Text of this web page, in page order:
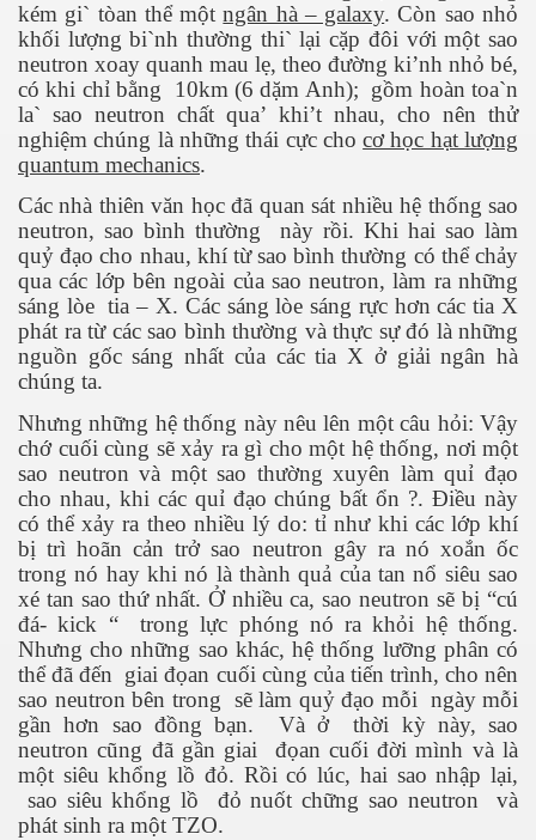
kém gi` tòan thể mộtngân hà – galaxy. Còn sao nhỏ
khối lượng bi`nh thường thi` lại cặp đôi với một sao
neutron xoay quanh mau lẹ, theo đường ki’nh nhỏ bé,
có khi chỉ bằng
10km (6 dặm Anh); gồm hoàn toa`n
la` sao neutron chất qua’ khi’t nhau, cho nên thử
nghiệm chúng là những thái cực chocơ học hạt lượng
quantum mechanics.
Các nhà thiên văn học đã quan sát nhiều hệ thống sao
neutron, sao bình thường
này rồi. Khi hai sao làm
quỷ đạo cho nhau, khí từ sao bình thường có thể chảy
qua các lớp bên ngoài của sao neutron, làm ra những
sáng lòe tia – X. Các sáng lòe sáng rực hơn các tia X
phát ra từ các sao bình thường và thực sự đó là những
nguồn gốc sáng nhất của các tia X ở giải ngân hà
chúng ta.
Nhưng những hệ thống này nêu lên một câu hỏi: Vậy
chớ cuối cùng sẽ xảy ra gì cho một hệ thống, nơi một
sao neutron và một sao thường xuyên làm quỉ đạo
cho nhau, khi các quỉ đạo chúng bất ổn ?. Điều này
có thể xảy ra theo nhiều lý do: tỉ như khi các lớp khí
bị trì hoãn cản trở sao neutron gây ra nó xoắn ốc
trong nó hay khi nó là thành quả của tan nổ siêu sao
xé tan sao thứ nhất. Ở nhiều ca, sao neutron sẽ bị “cú
đá- kick “
trong lực phóng nó ra khỏi hệ thống.
Nhưng cho những sao khác, hệ thống lưỡng phân có
thể đã đến giai đọan cuối cùng của tiến trình, cho nên
sao neutron bên trong sẽ làm quỷ đạo mỗi ngày mỗi
gần hơn sao đồng bạn.
Và ở
thời kỳ này, sao
neutron cũng đã gần giai
đọan cuối đời mình và là
một siêu khổng lồ đỏ. Rồi có lúc, hai sao nhập lại,
sao siêu khổng lồ
đỏ nuốt chững sao neutron
và
phát sinh ra một TZO.
... P2